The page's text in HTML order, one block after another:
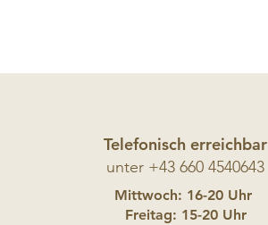
Telefonisch erreichbar
unter +43 660 4540643
Mittwoch: 16-20 Uhr
Freitag: 15-20 Uhr